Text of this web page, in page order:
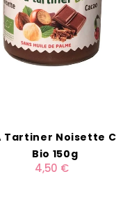
Tartiner Noisette
Bio 150g
4,50 €